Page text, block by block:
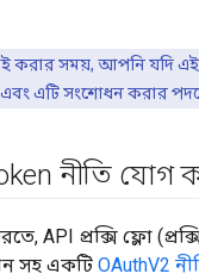
করার সময়, আপনি যদি এই
এটি সংশোধন করার
নীতি যোগ
API প্রক্সি ফ্লো
সহ একটি OAuthV2